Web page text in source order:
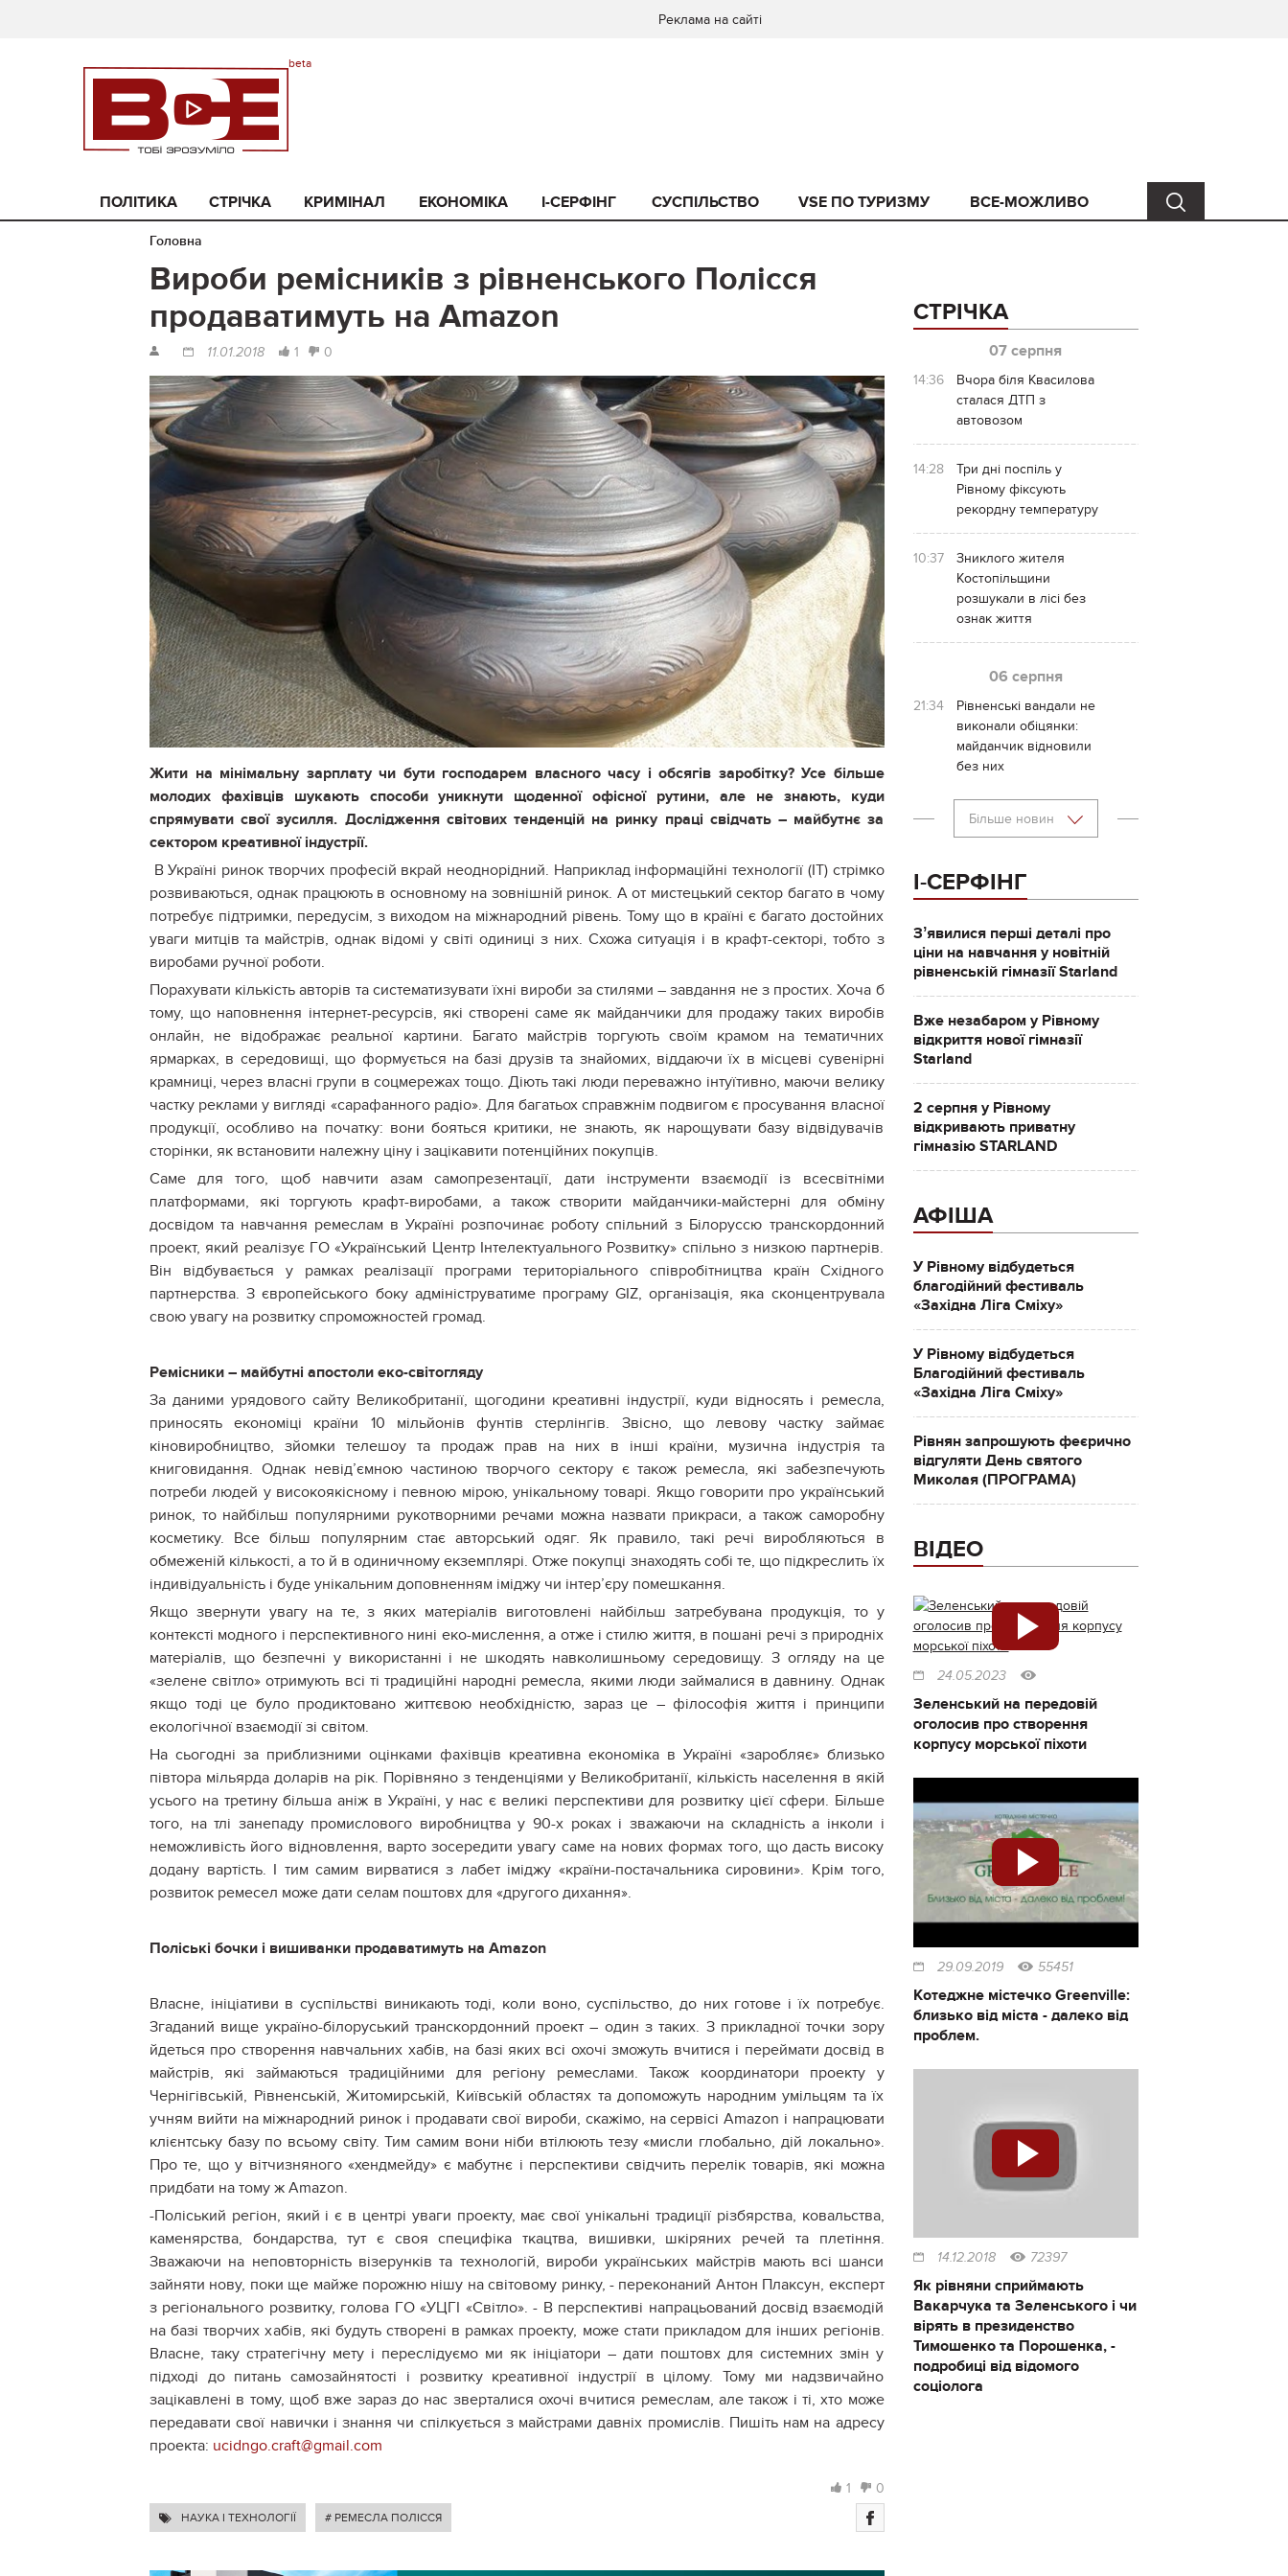
Реклама на сайті
ПОЛІТИКА СТРІЧКА КРИМІНАЛ ЕКОНОМІКА I-СЕРФІНГ СУСПІЛЬСТВО VSE ПО ТУРИЗМУ ВСЕ-МОЖЛИВО
Головна
Вироби ремісників з рівненського Полісся
продаватимуть на Amazon
11.01.2018 1 0
Жити на мінімальну зарплату чи бути господарем власного часу і обсягів заробітку? Усе більше
молодих фахівців шукають способи уникнути щоденної офісної рутини, але не знають, куди
спрямувати свої зусилля. Дослідження світових тенденцій на ринку праці свідчать – майбутнє за
сектором креативної індустрії.
В Україні ринок творчих професій вкрай неоднорідний. Наприклад інформаційні технології (ІТ) стрімко
розвиваються, однак працюють в основному на зовнішній ринок. А от мистецький сектор багато в чому
потребує підтримки, передусім, з виходом на міжнародний рівень. Тому що в країні є багато достойних
уваги митців та майстрів, однак відомі у світі одиниці з них. Схожа ситуація і в крафт-секторі, тобто з
виробами ручної роботи.
Порахувати кількість авторів та систематизувати їхні вироби за стилями – завдання не з простих. Хоча б
тому, що наповнення інтернет-ресурсів, які створені саме як майданчики для продажу таких виробів
онлайн, не відображає реальної картини. Багато майстрів торгують своїм крамом на тематичних
ярмарках, в середовищі, що формується на базі друзів та знайомих, віддаючи їх в місцеві сувенірні
крамниці, через власні групи в соцмережах тощо. Діють такі люди переважно інтуїтивно, маючи велику
частку реклами у вигляді «сарафанного радіо». Для багатьох справжнім подвигом є просування власної
продукції, особливо на початку: вони бояться критики, не знають, як нарощувати базу відвідувачів
сторінки, як встановити належну ціну і зацікавити потенційних покупців.
Саме для того, щоб навчити азам самопрезентації, дати інструменти взаємодії із всесвітніми
платформами, які торгують крафт-виробами, а також створити майданчики-майстерні для обміну
досвідом та навчання ремеслам в Україні розпочинає роботу спільний з Білоруссю транскордонний
проект, який реалізує ГО «Український Центр Інтелектуального Розвитку» спільно з низкою партнерів.
Він відбувається у рамках реалізації програми територіального співробітництва країн Східного
партнерства. З європейського боку адмініструватиме програму GIZ, організація, яка сконцентрувала
свою увагу на розвитку спроможностей громад.
Ремісники – майбутні апостоли еко-світогляду
За даними урядового сайту Великобританії, щогодини креативні індустрії, куди відносять і ремесла,
приносять економіці країни 10 мільйонів фунтів стерлінгів. Звісно, що левову частку займає
кіновиробництво, зйомки телешоу та продаж прав на них в інші країни, музична індустрія та
книговидання. Однак невід’ємною частиною творчого сектору є також ремесла, які забезпечують
потреби людей у високоякісному і певною мірою, унікальному товарі. Якщо говорити про український
ринок, то найбільш популярними рукотворними речами можна назвати прикраси, а також саморобну
косметику. Все більш популярним стає авторський одяг. Як правило, такі речі виробляються в
обмеженій кількості, а то й в одиничному екземплярі. Отже покупці знаходять собі те, що підкреслить їх
індивідуальність і буде унікальним доповненням іміджу чи інтер’єру помешкання.
Якщо звернути увагу на те, з яких матеріалів виготовлені найбільш затребувана продукція, то у
контексті модного і перспективного нині еко-мислення, а отже і стилю життя, в пошані речі з природніх
матеріалів, що безпечні у використанні і не шкодять навколишньому середовищу. З огляду на це
«зелене світло» отримують всі ті традиційні народні ремесла, якими люди займалися в давнину. Однак
якщо тоді це було продиктовано життєвою необхідністю, зараз це – філософія життя і принципи
екологічної взаємодії зі світом.
На сьогодні за приблизними оцінками фахівців креативна економіка в Україні «заробляє» близько
півтора мільярда доларів на рік. Порівняно з тенденціями у Великобританії, кількість населення в якій
усього на третину більша аніж в Україні, у нас є великі перспективи для розвитку цієї сфери. Більше
того, на тлі занепаду промислового виробництва у 90-х роках і зважаючи на складність а інколи і
неможливість його відновлення, варто зосередити увагу саме на нових формах того, що дасть високу
додану вартість. І тим самим вирватися з лабет іміджу «країни-постачальника сировини». Крім того,
розвиток ремесел може дати селам поштовх для «другого дихання».
Поліські бочки і вишиванки продаватимуть на Amazon
Власне, ініціативи в суспільстві виникають тоді, коли воно, суспільство, до них готове і їх потребує.
Згаданий вище україно-білоруський транскордонний проект – один з таких. З прикладної точки зору
йдеться про створення навчальних хабів, на базі яких всі охочі зможуть вчитися і переймати досвід в
майстрів, які займаються традиційними для регіону ремеслами. Також координатори проекту у
Чернігівській, Рівненській, Житомирській, Київській областях та допоможуть народним умільцям та їх
учням вийти на міжнародний ринок і продавати свої вироби, скажімо, на сервісі Amazon і напрацювати
клієнтську базу по всьому світу. Тим самим вони ніби втілюють тезу «мисли глобально, дій локально».
Про те, що у вітчизняного «хендмейду» є мабутнє і перспективи свідчить перелік товарів, які можна
придбати на тому ж Amazon.
-Поліський регіон, який і є в центрі уваги проекту, має свої унікальні традиції різбярства, ковальства,
каменярства, бондарства, тут є своя специфіка ткацтва, вишивки, шкіряних речей та плетіння.
Зважаючи на неповторність візерунків та технологій, вироби українських майстрів мають всі шанси
зайняти нову, поки ще майже порожню нішу на світовому ринку, - переконаний Антон Плаксун, експерт
з регіонального розвитку, голова ГО «УЦГІ «Світло». - В перспективі напрацьований досвід взаємодій
на базі творчих хабів, які будуть створені в рамках проекту, може стати прикладом для інших регіонів.
Власне, таку стратегічну мету і переслідуємо ми як ініціатори – дати поштовх для системних змін у
підході до питань самозайнятості і розвитку креативної індустрії в цілому. Тому ми надзвичайно
зацікавлені в тому, щоб вже зараз до нас зверталися охочі вчитися ремеслам, але також і ті, хто може
передавати свої навички і знання чи спілкується з майстрами давніх промислів. Пишіть нам на адресу
проекта: ucidngo.craft@gmail.com
1 0
НАУКА І ТЕХНОЛОГІЇ # РЕМЕСЛА ПОЛІССЯ
СТРІЧКА
07 серпня
14:36
Вчора біля Квасилова
сталася ДТП з
автовозом
14:28
Три дні поспіль у
Рівному фіксують
рекордну температуру
10:37
Зниклого жителя
Костопільщини
розшукали в лісі без
ознак життя
06 серпня
21:34
Рівненські вандали не
виконали обіцянки:
майданчик відновили
без них
Більше новин
І-СЕРФІНГ
Зʼявилися перші деталі про
ціни на навчання у новітній
рівненській гімназії Starland
Вже незабаром у Рівному
відкриття нової гімназії
Starland
2 серпня у Рівному
відкривають приватну
гімназію STARLAND
АФІША
У Рівному відбудеться
благодійний фестиваль
«Західна Ліга Сміху»
У Рівному відбудеться
Благодійний фестиваль
«Західна Ліга Сміху»
Рівнян запрошують феєрично
відгуляти День святого
Миколая (ПРОГРАМА)
ВІДЕО
24.05.2023
Зеленський на передовій
оголосив про створення
корпусу морської піхоти
29.09.2019 55451
Котеджне містечко Greenville:
близько від міста - далеко від
проблем.
14.12.2018 72397
Як рівняни сприймають
Вакарчука та Зеленського і чи
вірять в президенство
Тимошенко та Порошенка, -
подробиці від відомого
соціолога